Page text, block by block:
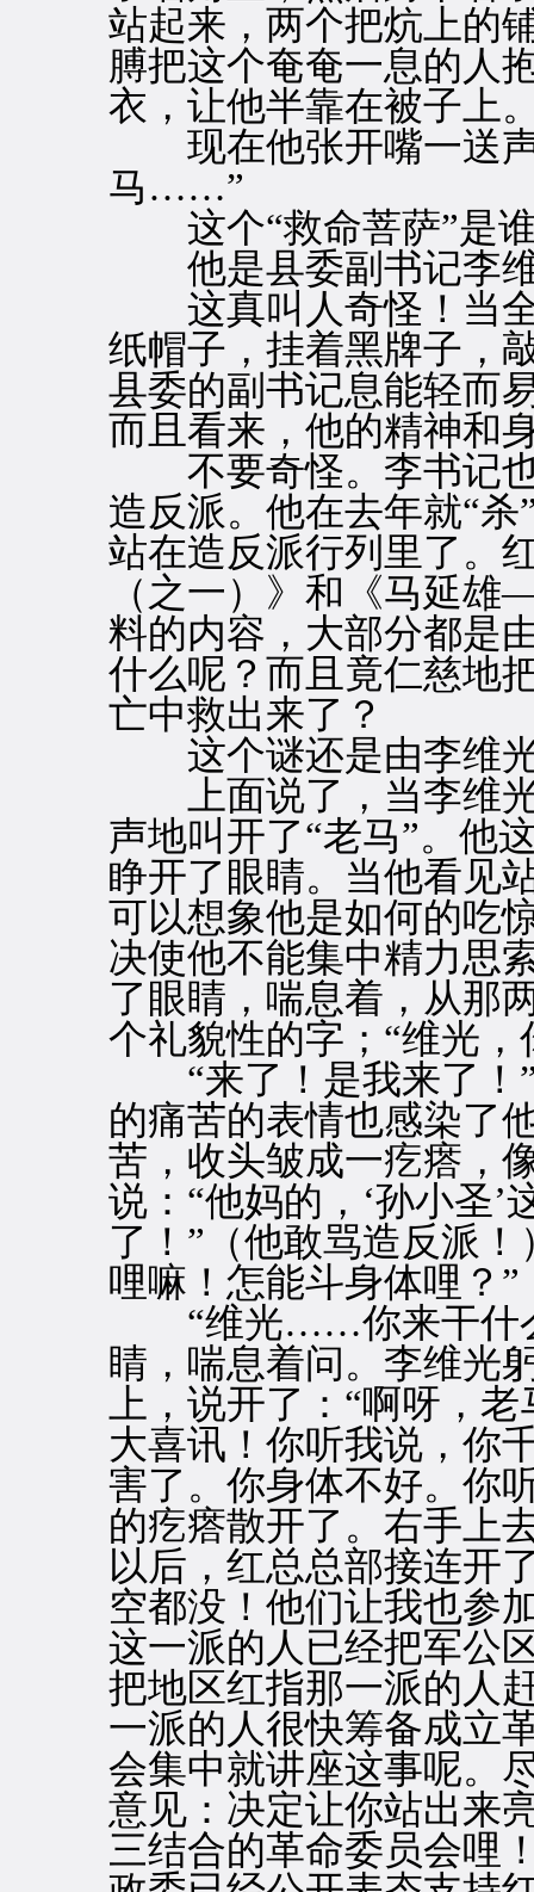
站起来，两个把炕上的
膊把这个奄奄一息的人
衣，让他半靠在被子上
现在他张开嘴一送声
马……”
这个“救命菩萨”是
他是县委副书记李
这真叫人奇怪！当全
纸帽子，挂着黑牌子，
县委的副书记息能轻而
而且看来，他的精神和
不要奇怪。李书记也
造反派。他在去年就“
站在造反派行列里了。
（之一）》和《马延
料的内容，大部分都是
什么呢？而且竟仁慈地
亡中救出来了？
这个谜还是由李维光
上面说了，当李维光
声地叫开了“老马”。他
睁开了眼睛。当他看见
可以想象他是如何的吃
决使他不能集中精力思
了眼睛，喘息着，从那
个礼貌性的字；“维光
“来了！是我来了！”
的痛苦的表情也感染了
苦，收头皱成一疙瘩，
说：“他妈的，‘孙小圣
了！”（他敢骂造反派
哩嘛！怎能斗身体哩？”
“维光……你来干什
睛，喘息着问。李维光
上，说开了：“啊呀，
大喜讯！你听我说，你
害了。你身体不好。你
的疙瘩散开了。右手上
以后，红总总部接连开
空都没！他们让我也参
这一派的人已经把军公
把地区红指那一派的人
一派的人很快筹备成立
会集中就讲座这事呢。
意见：决定让你站出来
三结合的革命委员会哩